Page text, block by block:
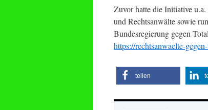
Zuvor hatte die Initiative
und Rechtsanwälte sowie
Bundesregierung gegen
https://rechtsanwaelte-
teilen